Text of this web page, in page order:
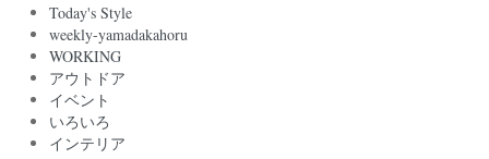
Today's Style
weekly-yamadakahoru
WORKING
アウトドア
イベント
いろいろ
インテリア